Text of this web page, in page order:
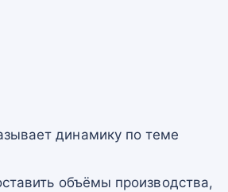
динамику по теме
объёмы производства,